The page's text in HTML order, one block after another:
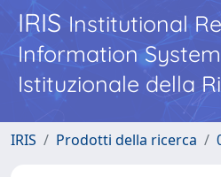
IRISInstitutional
Information System
Istituzionale della
IRIS Prodotti della ricerca